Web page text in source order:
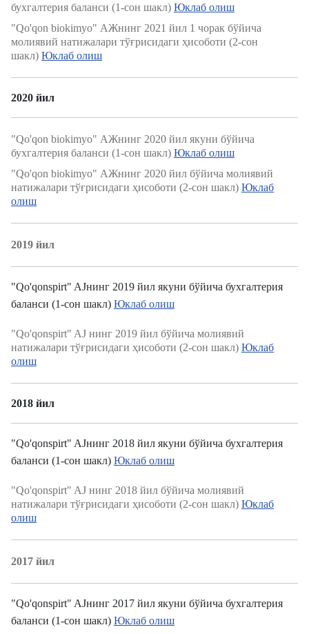
бухгалтерия баланси (1-сон шакл) Юклаб олиш
"Qo'qon biokimyo" АЖнинг 2021 йил 1 чорак бўйича
молиявий натижалари тўғрисидаги ҳисоботи (2-сон
шакл) Юклаб олиш
2020 йил
"Qo'qon biokimyo" АЖнинг 2020 йил якуни бўйича
бухгалтерия баланси (1-сон шакл) Юклаб олиш
"Qo'qon biokimyo" АЖнинг 2020 йил бўйича молиявий
натижалари тўғрисидаги ҳисоботи (2-сон шакл) Юклаб
олиш
2019 йил
"Qo'qonspirt" AJнинг 2019 йил якуни бўйича бухгалтерия
баланси (1-сон шакл) Юклаб олиш
"Qo'qonspirt" AJ нинг 2019 йил бўйича молиявий
натижалари тўғрисидаги ҳисоботи (2-сон шакл) Юклаб
олиш
2018 йил
"Qo'qonspirt" AJнинг 2018 йил якуни бўйича бухгалтерия
баланси (1-сон шакл) Юклаб олиш
"Qo'qonspirt" AJ нинг 2018 йил бўйича молиявий
натижалари тўғрисидаги ҳисоботи (2-сон шакл) Юклаб
олиш
2017 йил
"Qo'qonspirt" AJнинг 2017 йил якуни бўйича бухгалтерия
баланси (1-сон шакл) Юклаб олиш